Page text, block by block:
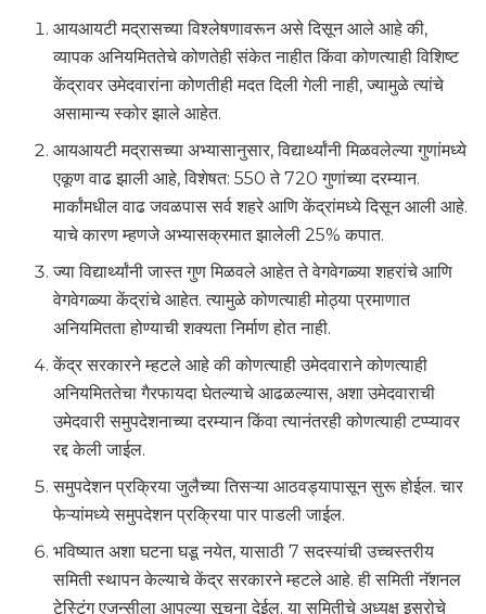
आयआयटी मद्रासच्या विश्लेषणावरून असे दिसून आले आहे की,
व्यापक अनियमिततेचे कोणतेही संकेत नाहीत किंवा कोणत्याही विशिष्ट
केंद्रावर उमेदवारांना कोणतीही मदत दिली गेली नाही, ज्यामुळे त्यांचे
असामान्य स्कोर झाले आहेत.
आयआयटी मद्रासच्या अभ्यासानुसार, विद्यार्थ्यांनी मिळवलेल्या गुणांमध्ये
एकूण वाढ झाली आहे, विशेषत: 550 ते 720 गुणांच्या दरम्यान.
मार्कांमधील वाढ जवळपास सर्व शहरे आणि केंद्रांमध्ये दिसून आली आहे.
याचे कारण म्हणजे अभ्यासक्रमात झालेली 25% कपात.
ज्या विद्यार्थ्यांनी जास्त गुण मिळवले आहेत ते वेगवेगळ्या शहरांचे आणि
वेगवेगळ्या केंद्रांचे आहेत. त्यामुळे कोणत्याही मोठ्या प्रमाणात
अनियमितता होण्याची शक्यता निर्माण होत नाही.
केंद्र सरकारने म्हटले आहे की कोणत्याही उमेदवाराने कोणत्याही
अनियमिततेचा गैरफायदा घेतल्याचे आढळल्यास, अशा उमेदवाराची
उमेदवारी समुपदेशनाच्या दरम्यान किंवा त्यानंतरही कोणत्याही टप्प्यावर
रद्द केली जाईल.
समुपदेशन प्रक्रिया जुलैच्या तिसऱ्या आठवड्यापासून सुरू होईल. चार
फेऱ्यांमध्ये समुपदेशन प्रक्रिया पार पाडली जाईल.
भविष्यात अशा घटना घडू नयेत, यासाठी 7 सदस्यांची उच्चस्तरीय
समिती स्थापन केल्याचे केंद्र सरकारने म्हटले आहे. ही समिती नॅशनल
टेस्टिंग एजन्सीला आपल्या सूचना देईल. या समितीचे अध्यक्ष इस्रोचे